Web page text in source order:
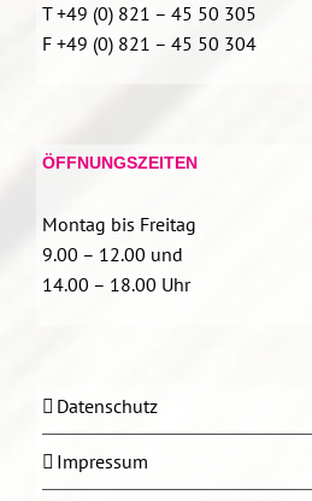
T +49 (0) 821 – 45 50 305
F +49 (0) 821 – 45 50 304
ÖFFNUNGSZEITEN
Montag bis Freitag
9.00 – 12.00 und
14.00 – 18.00 Uhr
Datenschutz
Impressum